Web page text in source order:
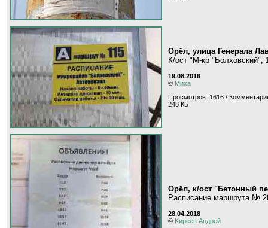
Орёл, улица Генерала
К/ост "М-кр "Болховский",
19.08.2016
© Миха
Просмотров: 1616 /
248 КБ
Орёл, к/ост "Бетонный
Расписание маршрута №
28.04.2018
© Kиpeeв Aндpeй